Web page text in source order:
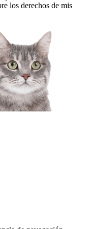
los derechos de mis